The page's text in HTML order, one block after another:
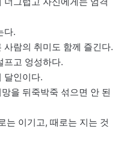
다.
람의 취미도 함께 즐긴다.
프고 엉성하다.
달인이다.
을 뒤죽박죽 섞으면 안 된
는 이기고, 때로는 지는 것